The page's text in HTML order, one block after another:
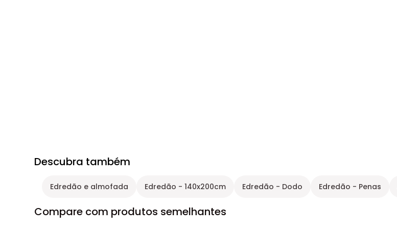
Descubra também
Edredão e almofada Edredão - 140x200cm Edredão - Dodo Edredão - Penas
Compare com produtos semelhantes